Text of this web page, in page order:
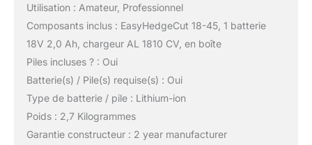
Utilisation : Amateur, Professionnel
Composants inclus : EasyHedgeCut 18-45, 1 batterie
18V 2,0 Ah, chargeur AL 1810 CV, en boîte
Piles incluses ? : Oui
Batterie(s) / Pile(s) requise(s) : Oui
Type de batterie / pile : Lithium-ion
Poids : 2,7 Kilogrammes
Garantie constructeur : 2 year manufacturer